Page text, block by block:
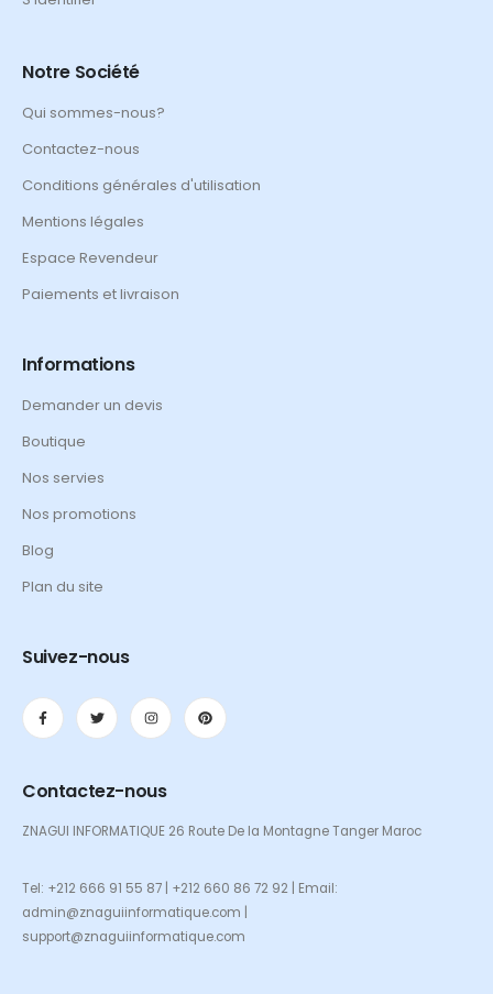
Notre Société
Qui sommes-nous?
Contactez-nous
Conditions générales d'utilisation
Mentions légales
Espace Revendeur
Paiements et livraison
Informations
Demander un devis
Boutique
Nos servies
Nos promotions
Blog
Plan du site
Suivez-nous
Contactez-nous
ZNAGUI INFORMATIQUE 26 Route De la Montagne Tanger Maroc
Tel: +212 666 91 55 87 | +212 660 86 72 92 | Email:
admin@znaguiinformatique.com |
support@znaguiinformatique.com